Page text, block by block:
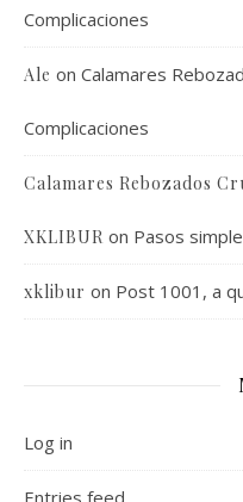
Complicaciones
Ale on Calamares
Complicaciones
Calamares Rebozados
XKLIBUR on Pasos
xklibur on Post 1001, a
Log in
Entries feed